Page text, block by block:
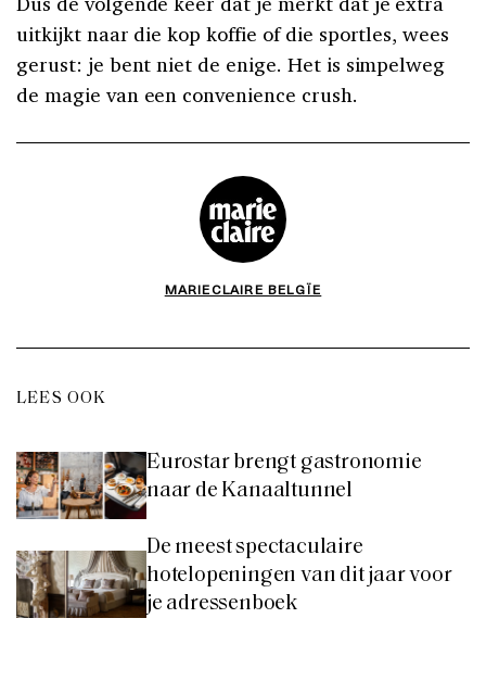
uitkijkt naar die kop koffie of die sportles, wees
gerust: je bent niet de enige. Het is simpelweg
de magie van een convenience crush.
MARIECLAIRE BELGÏE
LEES OOK
Eurostar brengt gastronomie
naar de Kanaaltunnel
De meest spectaculaire
hotelopeningen van dit jaar voor
je adressenboek